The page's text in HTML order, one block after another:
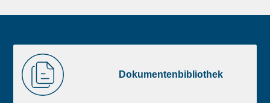
image
footer
Dokumentenbibliothek
Dokumentenbibliothek